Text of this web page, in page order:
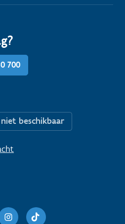
700
beschikbaar
YoutubeInstagram